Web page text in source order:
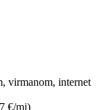
virmanom, internet
€/mj)